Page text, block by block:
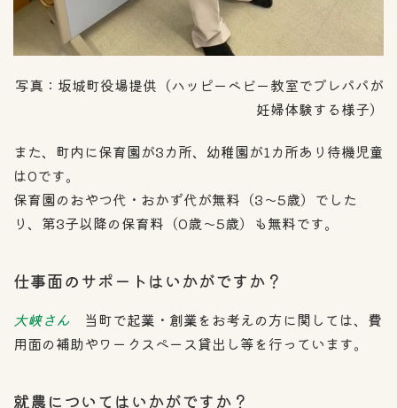
写真：坂城町役場提供（ハッピーベビー教室でプレパパが
妊婦体験する様子）
また、町内に保育園が3カ所、幼稚園が1カ所あり待機児童
は0です。
保育園のおやつ代・おかず代が無料（3〜5歳）でした
り、第3子以降の保育料（0歳〜5歳）も無料です。
仕事面のサポートはいかがですか？
大峡さん 当町で起業・創業をお考えの方に関しては、費
用面の補助やワークスペース貸出し等を行っています。
就農についてはいかがですか？